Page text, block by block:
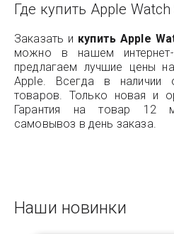
Где купить Apple Watch
Заказать и купить Apple
можно в нашем
предлагаем лучшие цены
Apple. Всегда в наличии
товаров. Только новая и
Гарантия на товар 12
самовывоз в день заказа.
Наши новинки